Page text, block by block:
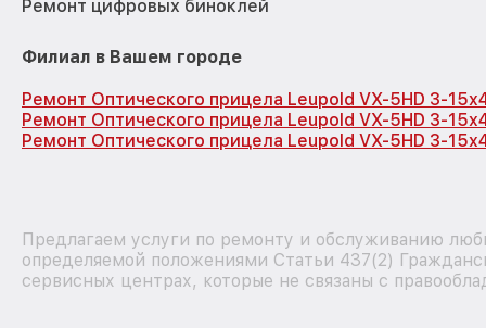
Ремонт цифровых биноклей
Филиал в Вашем городе
Ремонт Оптического прицела Leupold VX-5HD 3-
Ремонт Оптического прицела Leupold VX-5HD 3-
Ремонт Оптического прицела Leupold VX-5HD 3-
Предлагаем услуги по ремонту и обслуживанию
определяемой положениями Статьи 437(2)
сервисных центрах, которые не связаны с